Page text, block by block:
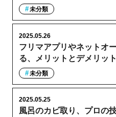
未分類
フリマアプリやネットオ
る、メリットとデメリッ
2025.05.26
未分類
風呂のカビ取り、プロの
2025.05.25